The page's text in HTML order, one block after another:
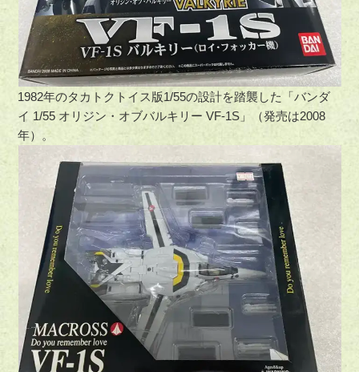
1982年のタカトクトイス版1/55の設計を踏襲した「バンダ
イ 1/55 オリジン・オブバルキリー VF-1S」（発売は2008
年）。